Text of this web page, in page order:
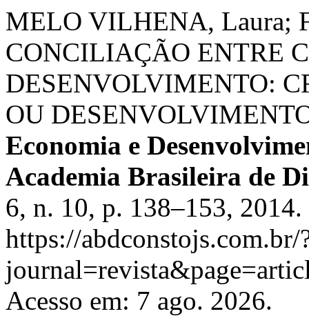
MELO VILHENA, Laura;
CONCILIAÇÃO ENTRE
DESENVOLVIMENTO:
OU
Economia e
Academia Brasileira de
6, n. 10, p. 138–153,
https://abdconstojs.com.br/
Acesso em: 7 ago. 2026.